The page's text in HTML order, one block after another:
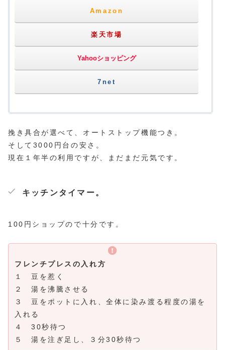
Amazon
楽天市場
Yahooショッピング
7net
挽き具合が選べて、オートストップ機能つき。
そして3000円台の安さ。
現在１年半の利用ですが、まだまだ元気です。
キッチンタイマー。
100円ショップので十分です。
フレンチプレスの入れ方
１ 豆を惹く
２ 湯を沸騰させる
３ 豆をポットに入れ、全体に染み渡る程度の湯を
入れる
４ 30秒待つ
５ 湯を注ぎ足し、３分30秒待つ